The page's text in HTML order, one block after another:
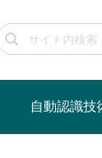
自動認識技